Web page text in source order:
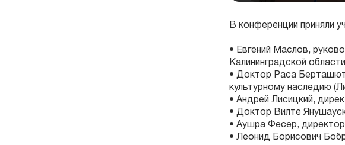
В конференции приняли
• Евгений Маслов,
Калининградской
• Доктор Раса
культурному наследию
• Андрей Лисицкий,
• Доктор Вилте
• Аушра Фесер,
• Леонид Борисович